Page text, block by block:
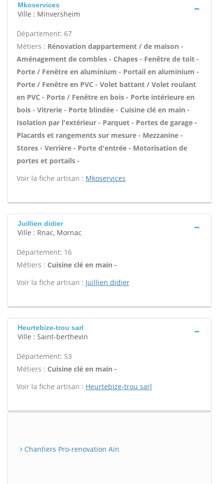
Mkoservices
Ville : Minversheim
Département: 67
Métiers : Rénovation dappartement / de maison -
Aménagement de combles - Chapes - Fenêtre de toit -
Porte / Fenêtre en aluminium - Portail en aluminium -
Porte / Fenêtre en PVC - Volet battant / Volet roulant
en PVC - Porte / Fenêtre en bois - Porte intérieure en
bois - Vitrerie - Porte blindée - Cuisine clé en main -
Isolation par l'extérieur - Parquet - Portes de garage -
Placards et rangements sur mesure - Mezzanine -
Stores - Verrière - Porte d'entrée - Motorisation de
portes et portails -
Voir la fiche artisan : Mkoservices
Juillien didier
Ville : Rnac, Mornac
Département: 16
Métiers : Cuisine clé en main -
Voir la fiche artisan : Juillien didier
Heurtebize-trou sarl
Ville : Saint-berthevin
Département: 53
Métiers : Cuisine clé en main -
Voir la fiche artisan : Heurtebize-trou sarl
Chantiers Pro-renovation Ain